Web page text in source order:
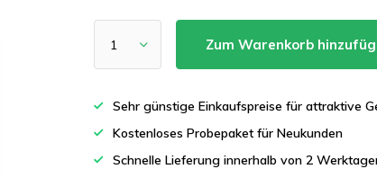
Zum Warenkorb
Sehr günstige Einkaufspreise für attraktive
Kostenloses Probepaket für Neukunden
Schnelle Lieferung innerhalb von 2